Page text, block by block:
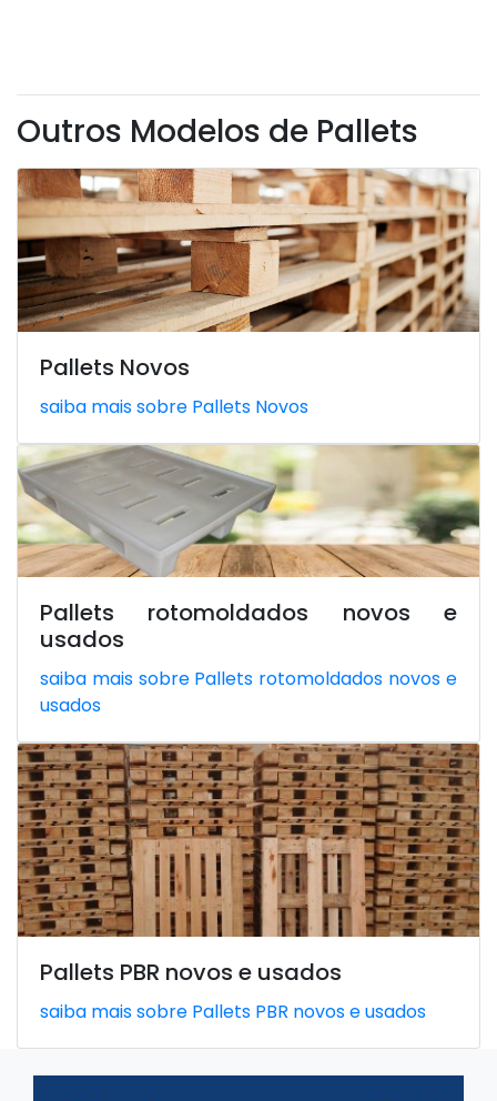
Outros Modelos de Pallets
Pallets Novos
saiba mais sobre Pallets Novos
Pallets rotomoldados novos e
usados
saiba mais sobre Pallets rotomoldados novos e
usados
Pallets PBR novos e usados
saiba mais sobre Pallets PBR novos e usados